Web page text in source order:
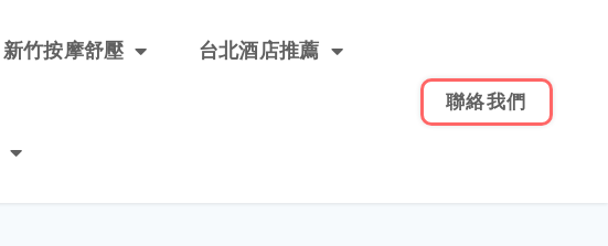
新竹按摩舒壓 台北酒店推薦
聯絡我們